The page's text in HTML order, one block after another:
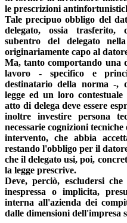
le prescrizioni
Tale precipuo obbligo del
delegato, ossia trasferito,
subentro del delegato
originariamente capo al
Ma, tanto comportando una
lavoro - specifico e
destinatario della norma -,
legge ed un loro
atto di delega deve essere
inoltre investire persona
necessarie cognizioni
intervento, che abbia
restando l'obbligo per il
che il delegato usi, poi,
la legge prescrive.
Deve, perciò, escludersi
inespressa o implicita,
interna all'azienda dei
dalle dimensioni dell'impresa